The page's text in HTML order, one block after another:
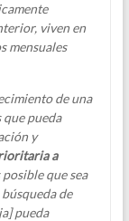
viven en
mensuales
de una
pueda
y
a
que sea
de
pueda